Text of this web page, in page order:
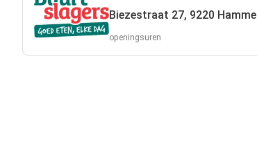
Biezestraat 27, 9220 Hamme
openingsuren